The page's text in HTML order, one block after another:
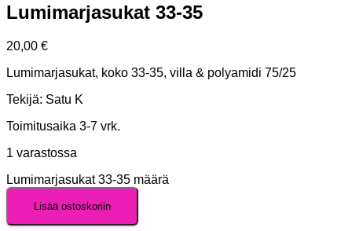
Lumimarjasukat 33-35
20,00 €
Lumimarjasukat, koko 33-35, villa & polyamidi 75/25
Tekijä: Satu K
Toimitusaika 3-7 vrk.
1 varastossa
Lumimarjasukat 33-35 määrä
Lisää ostoskoriin